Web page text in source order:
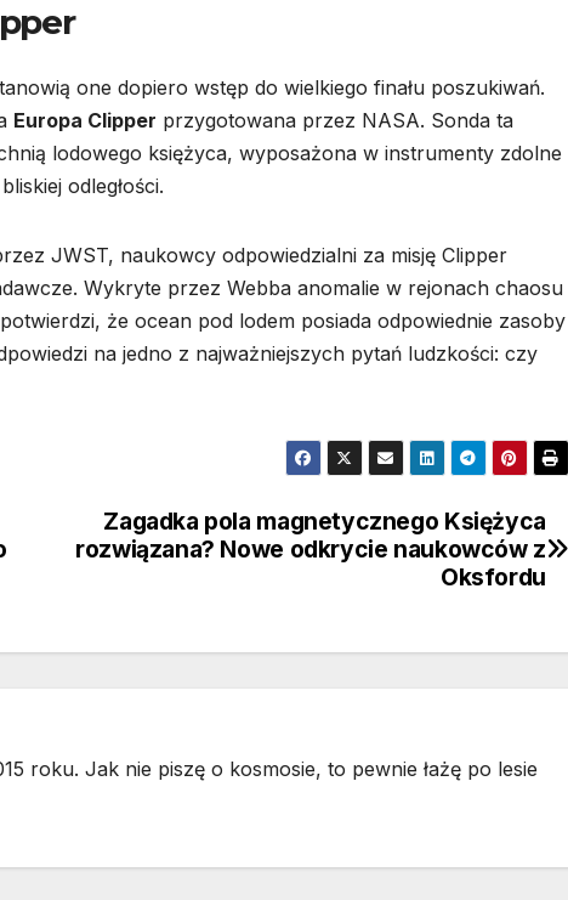
one dopiero wstęp do wielkiego finału poszukiwań.
Europa Clipper przygotowana przez NASA. Sonda ta
lodowego księżyca, wyposażona w instrumenty zdolne
odległości.
JWST, naukowcy odpowiedzialni za misję Clipper
Wykryte przez Webba anomalie w rejonach chaosu
że ocean pod lodem posiada odpowiednie zasoby
na jedno z najważniejszych pytań ludzkości: czy
Zagadka pola magnetycznego Księżyca
rozwiązana? Nowe odkrycie naukowców z
Oksfordu
roku. Jak nie piszę o kosmosie, to pewnie łażę po lesie